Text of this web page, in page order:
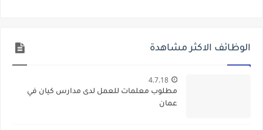
الوظائف الاكثر مشاهدة
4.7.18
مطلوب معلمات للعمل لدى مدارس كيان في
عمان